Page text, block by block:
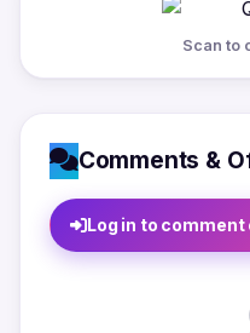
Scan to
Comments &
Log in to comment